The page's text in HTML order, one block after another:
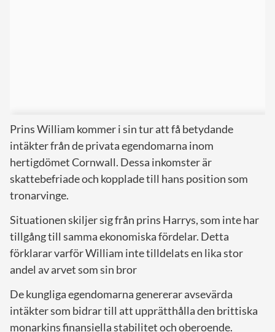
Prins William kommer i sin tur att få betydande
intäkter från de privata egendomarna inom
hertigdömet Cornwall. Dessa inkomster är
skattebefriade och kopplade till hans position som
tronarvinge.
Situationen skiljer sig från prins Harrys, som inte har
tillgång till samma ekonomiska fördelar. Detta
förklarar varför William inte tilldelats en lika stor
andel av arvet som sin bror
De kungliga egendomarna genererar avsevärda
intäkter som bidrar till att upprätthålla den brittiska
monarkins finansiella stabilitet och oberoende.